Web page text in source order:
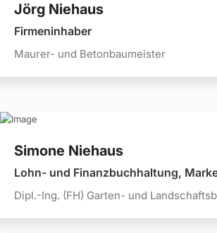
Jörg Niehaus
Firmeninhaber
Maurer- und Betonbaumeister
Simone Niehaus
Lohn- und Finanzbuchhaltung,
Dipl.-Ing. (FH) Garten- und